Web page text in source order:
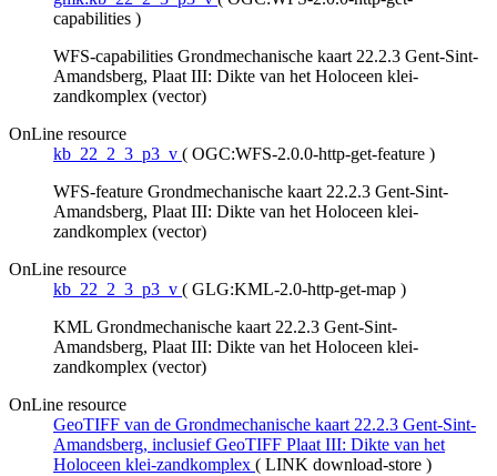
capabilities )
WFS-capabilities Grondmechanische kaart 22.2.3 Gent-Sint-
Amandsberg, Plaat III: Dikte van het Holoceen klei-
zandkomplex (vector)
OnLine resource
kb_22_2_3_p3_v ( OGC:WFS-2.0.0-http-get-feature )
WFS-feature Grondmechanische kaart 22.2.3 Gent-Sint-
Amandsberg, Plaat III: Dikte van het Holoceen klei-
zandkomplex (vector)
OnLine resource
kb_22_2_3_p3_v ( GLG:KML-2.0-http-get-map )
KML Grondmechanische kaart 22.2.3 Gent-Sint-
Amandsberg, Plaat III: Dikte van het Holoceen klei-
zandkomplex (vector)
OnLine resource
GeoTIFF van de Grondmechanische kaart 22.2.3 Gent-Sint-
Amandsberg, inclusief GeoTIFF Plaat III: Dikte van het
Holoceen klei-zandkomplex ( LINK download-store )